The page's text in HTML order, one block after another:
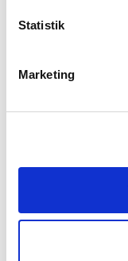
Statistik
Marketing